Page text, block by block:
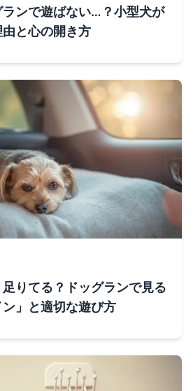
ランで遊ばない…？小型犬が
と心の開き方
りてる？ドッグランで見る
」と適切な遊び方